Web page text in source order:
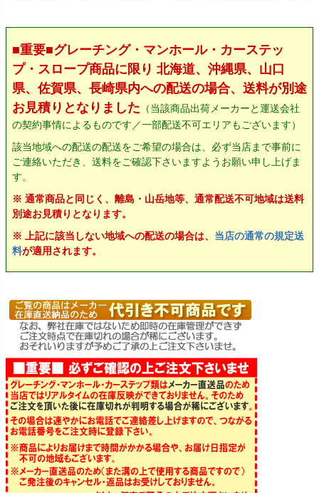
■重要■グレーチング・マンホール・カーステッ
プ・スロープ商品に限り 北海道、沖縄県、山口
県、佐賀県、長崎県内への配送の場合、送料が別途
お見積りとなりました （当該商品出荷メーカーと運送会社
の契約事情によるものです／一部配送不可エリアもございます）
該当地域への配送の配送をご希望の場合は、必ず当店まで事前に
ご連絡いただき、送料をご確認下さいますようお願い申し上げま
す。
※ 通常商品と同じく、離島・山岳地等、通常配送不可地域は送料
別途お見積りとなります。
※ 上記に該当しない地域への配送の場合は、 当店の通常の規定送
料が適用されます。